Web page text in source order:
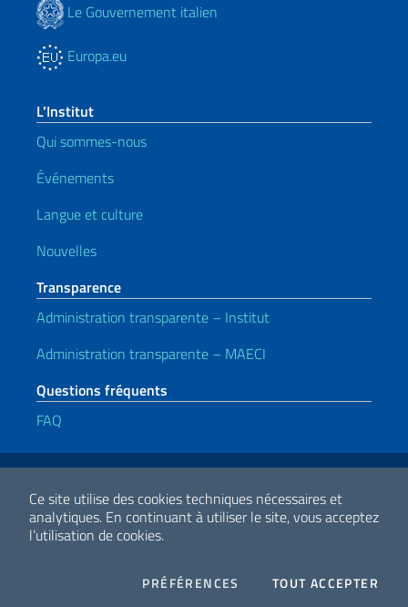
Ce site utilise des cookies techniques nécessaires et
analytiques. En continuant à utiliser le site, vous acceptez
l’utilisation de cookies.
PRÉFÉRENCES COOKIESTOUT ACCEPTER
Le Gouvernement italien
Europa.eu
L’Institut
Qui sommes-nous
Événements
Langue et culture
Nouvelles
Transparence
Administration transparente – Institut
Administration transparente – MAECI
Questions fréquents
FAQ
Liens utiles